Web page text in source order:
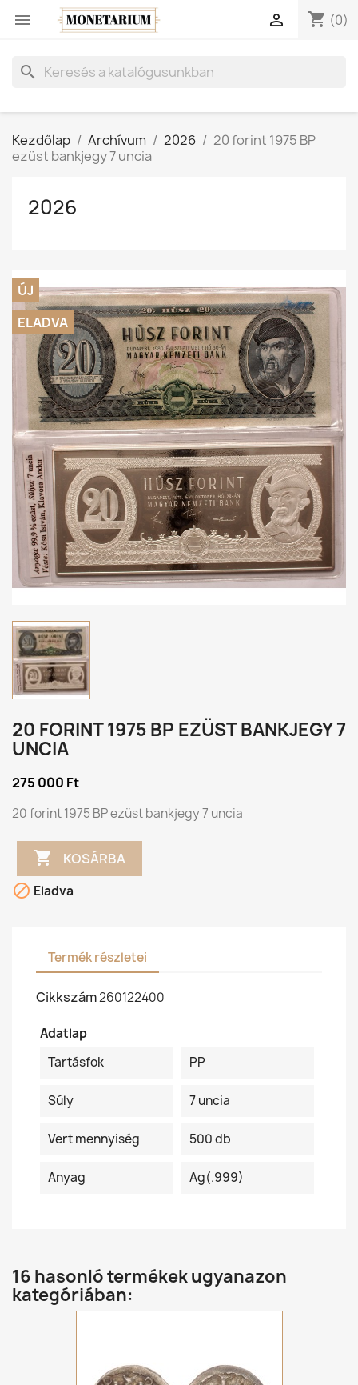
 shopping_cart (0)

search
Kezdőlap Archívum 2026
20 forint 1975 BP
ezüst bankjegy 7 uncia
2026
ÚJ
ELADVA
20 FORINT 1975 BP EZÜST BANKJEGY 7
UNCIA
275 000 Ft
20 forint 1975 BP ezüst bankjegy 7 uncia
 KOSÁRBA
 Eladva
Termék részletei
Cikkszám260122400
Adatlap
Tartásfok
PP
Súly 7 uncia
Vert mennyiség 500 db
Anyag Ag(.999)
16 hasonló termékek ugyanazon
kategóriában: